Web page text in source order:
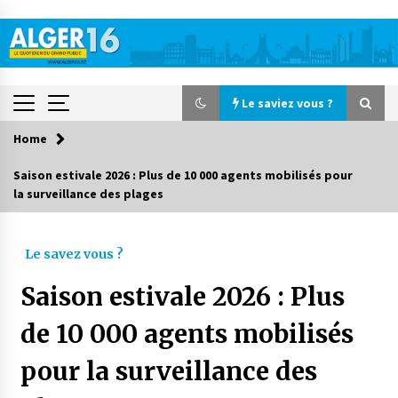
content
Le saviez vous ?
Le saviez vous ?
Accidents de la circulation : 11 décès et 243
Début des camps d’été pour un deuxième
groupe d’enfants autistes
Parking de la Promenade des Sablettes : Mis en
service de bornes automatiques
Home
Saison estivale 2026 : Plus de 10 000 agents mobilisés pour
la surveillance des plages
Le savez vous ?
Saison estivale 2026 : Plus
de 10 000 agents mobilisés
pour la surveillance des